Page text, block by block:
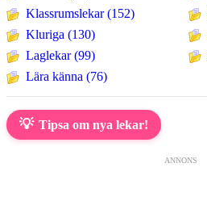
Klassrumslekar (152)
Kluriga (130)
Laglekar (99)
Lära känna (76)
💡 Tipsa om nya lekar!
ANNONS